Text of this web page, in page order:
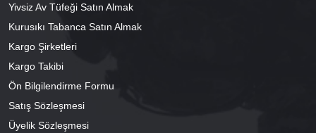
Yivsiz Av Tüfeği Satın Almak
Kurusıkı Tabanca Satın Almak
Kargo Şirketleri
Kargo Takibi
Ön Bilgilendirme Formu
Satış Sözleşmesi
Üyelik Sözleşmesi